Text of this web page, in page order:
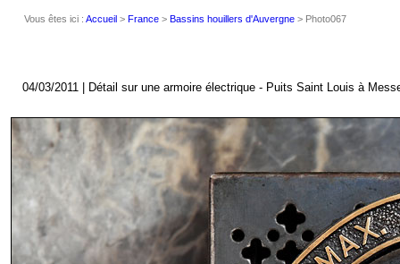
Vous êtes ici : Accueil > France > Bassins houillers d'Auvergne > Photo067
04/03/2011 | Détail sur une armoire électrique - Puits Saint Louis à